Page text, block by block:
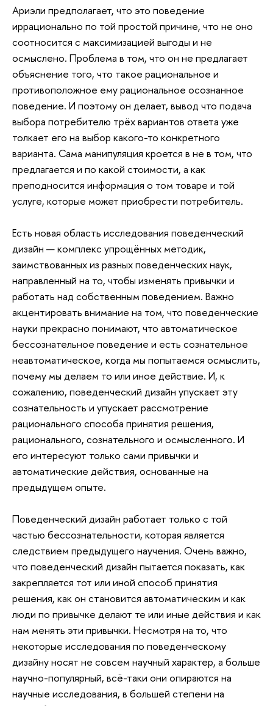
Ариэли предполагает, что это поведение
иррационально по той простой причине, что не оно
соотносится с максимизацией выгоды и не
осмыслено. Проблема в том, что он не предлагает
объяснение того, что такое рациональное и
противоположное ему рациональное осознанное
поведение. И поэтому он делает, вывод что подача
выбора потребителю трёх вариантов ответа уже
толкает его на выбор какого-то конкретного
варианта. Сама манипуляция кроется в не в том, что
предлагается и по какой стоимости, а как
преподносится информация о том товаре и той
услуге, которые может приобрести потребитель.
Есть новая область исследования поведенческий
дизайн — комплекс упрощённых методик,
заимствованных из разных поведенческих наук,
направленный на то, чтобы изменять привычки и
работать над собственным поведением. Важно
акцентировать внимание на том, что поведенческие
науки прекрасно понимают, что автоматическое
бессознательное поведение и есть сознательное
неавтоматическое, когда мы попытаемся осмыслить,
почему мы делаем то или иное действие. И, к
сожалению, поведенческий дизайн упускает эту
сознательность и упускает рассмотрение
рационального способа принятия решения,
рационального, сознательного и осмысленного. И
его интересуют только сами привычки и
автоматические действия, основанные на
предыдущем опыте.
Поведенческий дизайн работает только с той
частью бессознательности, которая является
следствием предыдущего научения. Очень важно,
что поведенческий дизайн пытается показать, как
закрепляется тот или иной способ принятия
решения, как он становится автоматическим и как
люди по привычке делают те или иные действия и как
нам менять эти привычки. Несмотря на то, что
некоторые исследования по поведенческому
дизайну носят не совсем научный характер, а больше
научно-популярный, всё-таки они опираются на
научные исследования, в большей степени на